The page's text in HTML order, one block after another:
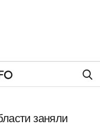
заняли